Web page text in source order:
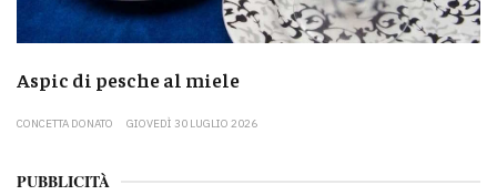
Aspic di pesche al miele
CONCETTA DONATO GIOVEDÌ 30 LUGLIO 2026
PUBBLICITÀ